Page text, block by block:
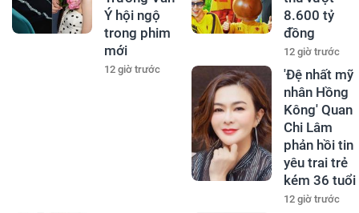
Ý hội ngộ
trong phim
mới
12 giờ trước
8.600 tỷ
đồng
12 giờ trước
'Đệ nhất mỹ
nhân Hồng
Kông' Quan
Chi Lâm
phản hồi tin
yêu trai trẻ
kém 36 tuổi
12 giờ trước